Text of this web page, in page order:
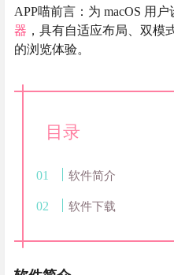
APP喵前言：为 macOS 用
器 ，具有自适应布局、双模
的浏览体验。
目录
软件简介
软件下载